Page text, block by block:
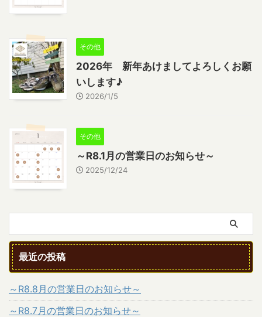
その他
2026年 新年あけましてよろしくお願
いします♪
2026/1/5
その他
～R8.1月の営業日のお知らせ～
2025/12/24
最近の投稿
～R8.8月の営業日のお知らせ～
～R8.7月の営業日のお知らせ～